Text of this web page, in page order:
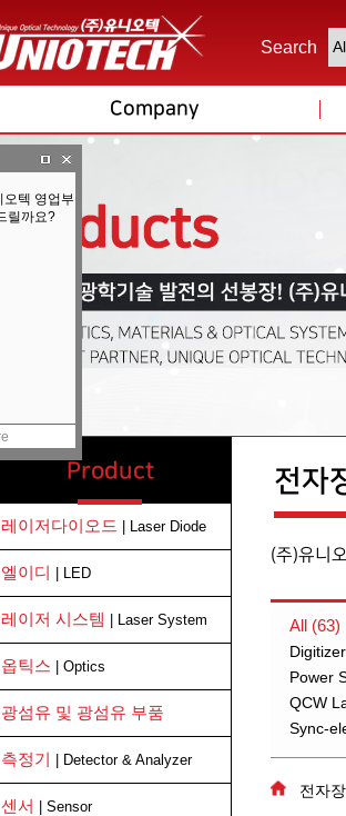
Search
Company
Product
레이저다이오드 | Laser Diode
엘이디 | LED
레이저 시스템 | Laser System
옵틱스 | Optics
광섬유 및 광섬유 부품
측정기 | Detector & Analyzer
센서 | Sensor
전자
(주)유니
All (63)
Power
QCW
Sync-
전자